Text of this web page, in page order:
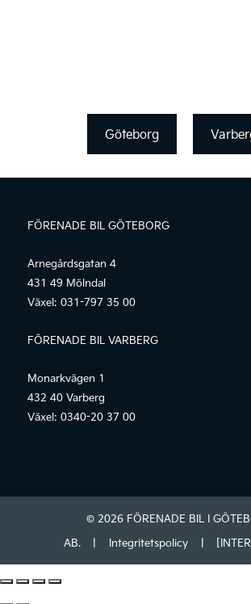
Göteborg
FÖRENADE BIL GÖTEBORG
Arnegårdsgatan 4
431 49 Mölndal
Växel: 031-797 35 00
FÖRENADE BIL VARBERG
Monarkvägen 1
432 40 Varberg
Växel: 0340-20 37 00
© 2026 FÖRENADE BIL I
AB.
| Integritetspolicy |